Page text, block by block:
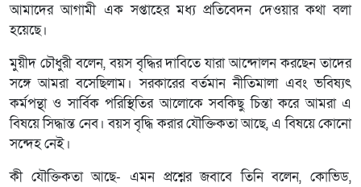
আমাদের আগামী এক সপ্তাহের মধ্য প্রতিবেদন দেওয়ার কথা বলা
হয়েছে।
মুয়ীদ চৌধুরী বলেন, বয়স বৃদ্ধির দাবিতে যারা আন্দোলন করছেন তাদের
সঙ্গে আমরা বসেছিলাম। সরকারের বর্তমান নীতিমালা এবং ভবিষ্যৎ
কর্মপন্থা ও সার্বিক পরিস্থিতির আলোকে সবকিছু চিন্তা করে আমরা এ
বিষয়ে সিদ্ধান্ত নেব। বয়স বৃদ্ধি করার যৌক্তিকতা আছে, এ বিষয়ে কোনো
সন্দেহ নেই।
কী যৌক্তিকতা আছে- এমন প্রশ্নের জবাবে তিনি বলেন, কোভিড,